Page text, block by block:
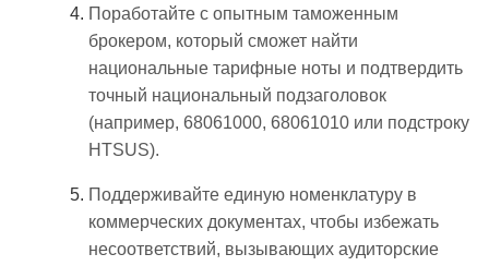
Поработайте с опытным таможенным
брокером, который сможет найти
национальные тарифные ноты и подтвердить
точный национальный подзаголовок
(например, 68061000, 68061010 или подстроку
HTSUS).
Поддерживайте единую номенклатуру в
коммерческих документах, чтобы избежать
несоответствий, вызывающих аудиторские